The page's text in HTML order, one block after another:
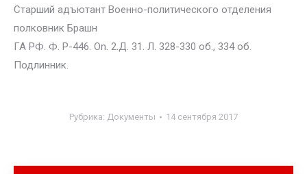
Старший адъютант Военно-политического отделения
полковник Брашн
ГА РФ. Ф. P-446. On. 2.Д. 31. Л. 328-330 об., 334 об.
Подлинник.
Рубрика: Документы 14 сентября 2017